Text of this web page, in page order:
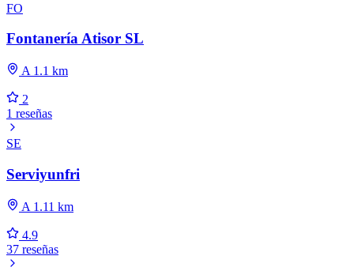
FO
Fontanería Atisor SL
A 1.1 km
2
1 reseñas
SE
Serviyunfri
A 1.11 km
4.9
37 reseñas